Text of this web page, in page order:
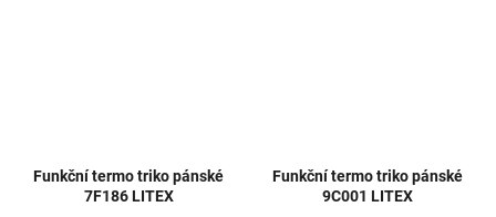
Funkční termo triko pánské
7F186 LITEX
Funkční termo triko pánské
9C001 LITEX